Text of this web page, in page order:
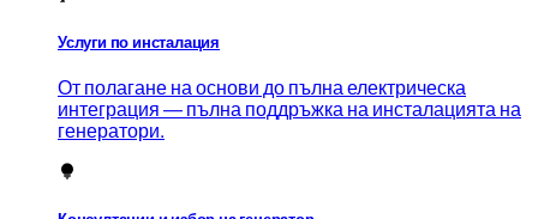
Услуги по инсталация
От полагане на основи до пълна електрическа
интеграция — пълна поддръжка на инсталацията на
генератори.